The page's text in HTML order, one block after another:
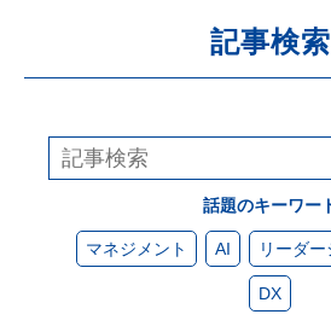
記事検索
話題のキーワー
マネジメント AI リーダ
DX